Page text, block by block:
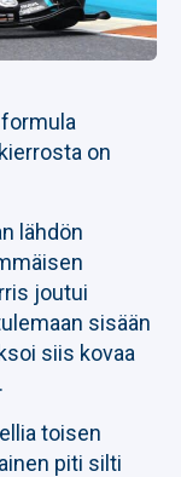
on
lähdön
joutui
sisään
siis kovaa
toisen
piti silti